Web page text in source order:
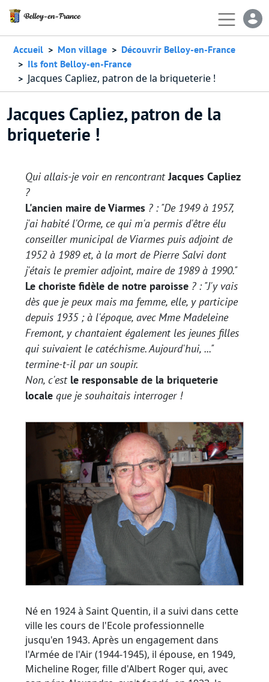
Accueil Mon village
Découvrir Belloy-en-France
Ils font Belloy-en-France
Jacques Capliez, patron de la briqueterie !
Jacques Capliez, patron de la
briqueterie !
Qui allais-je voir en rencontrantJacques Capliez
?
L'ancien maire de Viarmes ? : "De 1949 à 1957,
j'ai habité l'Orme, ce qui m'a permis d'être élu
conseiller municipal de Viarmes puis adjoint de
1952 à 1989 et, à la mort de Pierre Salvi dont
j'étais le premier adjoint, maire de 1989 à 1990."
Le choriste fidèle de notre paroisse ? : "J'y vais
dès que je peux mais ma femme, elle, y participe
depuis 1935 ; à l'époque, avec Mme Madeleine
Fremont, y chantaient également les jeunes filles
qui suivaient le catéchisme. Aujourd'hui, ..."
termine-t-il par un soupir.
Non, c'est le responsable de la briqueterie
locale que je souhaitais interroger !
Né en 1924 à Saint Quentin, il a suivi dans cette
ville les cours de l'Ecole professionnelle
jusqu'en 1943. Après un engagement dans
l'Armée de l'Air (1944-1945), il épouse, en 1949,
Micheline Roger, fille d'Albert Roger qui, avec